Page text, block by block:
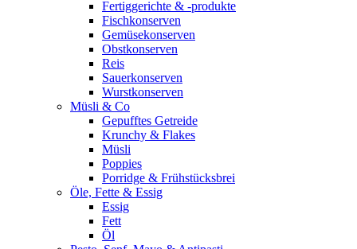
Fertiggerichte & -produkte
Fischkonserven
Gemüsekonserven
Obstkonserven
Reis
Sauerkonserven
Wurstkonserven
Müsli & Co
Gepufftes Getreide
Krunchy & Flakes
Müsli
Poppies
Porridge & Frühstücksbrei
Öle, Fette & Essig
Essig
Fett
Öl